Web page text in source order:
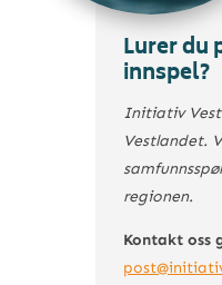
Lurer du
innspel?
Initiativ Vest
Vestlandet.
regionen.
Kontakt oss